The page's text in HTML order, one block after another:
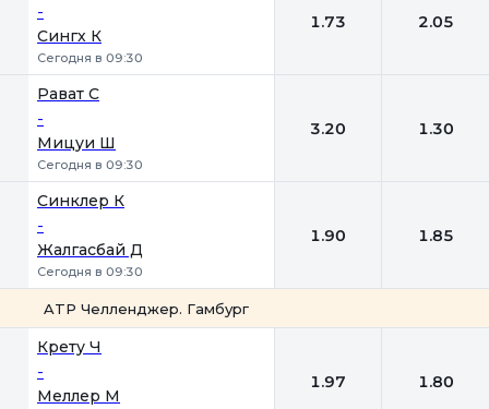
-
Сингх К
Сегодня в 09:30
1.73 2.05
Рават С
-
Мицуи Ш
Сегодня в 09:30
3.20 1.30
Синклер К
-
Жалгасбай Д
Сегодня в 09:30
1.90 1.85
ATP Челленджер. Гамбург
Крету Ч
-
Меллер М
1.97 1.80